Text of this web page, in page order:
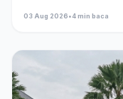
03 Aug 2026•4 min baca